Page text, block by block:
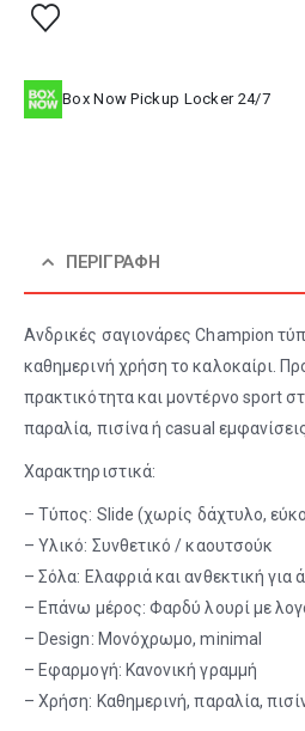
Box Now Pickup Locker 24/7
ΠΕΡΙΓΡΑΦΉ
Ανδρικές σαγιονάρες Champion
καθημερινή χρήση το καλοκαίρι.
πρακτικότητα και μοντέρνο sport
παραλία, πισίνα ή casual
Χαρακτηριστικά:
– Τύπος: Slide (χωρίς δάχτυλο,
– Υλικό: Συνθετικό / καουτσούκ
– Σόλα: Ελαφριά και ανθεκτική για
– Επάνω μέρος: Φαρδύ λουρί με
– Design: Μονόχρωμο, minimal
– Εφαρμογή: Κανονική γραμμή
– Χρήση: Καθημερινή, παραλία,